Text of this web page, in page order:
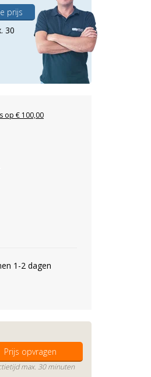
prijs
30
op € 100,00
1-2 dagen
Prijs opvragen
max. 30 minuten